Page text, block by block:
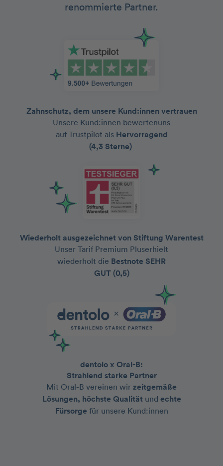
renommierte Partner.
Zahnschutz, dem unsere Kund:innen vertrauen
Unsere Kund:innen bewertenuns
auf Trustpilot als Hervorragend
(4,3 Sterne)
Wiederholt ausgezeichnet von Stiftung Warentest
Unser Tarif Premium Pluserhielt
wiederholt die Bestnote SEHR
GUT (0,5)
dentolo x Oral-B:
Strahlend starke Partner
Mit Oral-B vereinen wir zeitgemäße
Lösungen, höchste Qualitätund echte
Fürsorge für unsere Kund:innen